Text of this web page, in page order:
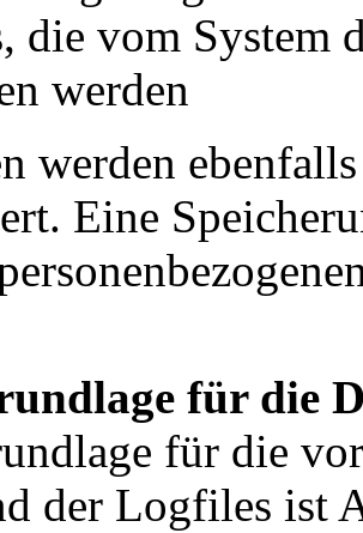
die vom System
werden
werden
Eine
für die
für die
der Logfiles ist